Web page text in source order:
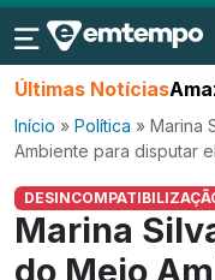
Últimas Notícias
Início » Política » Marina
Ambiente para disputar
Marina
do Meio